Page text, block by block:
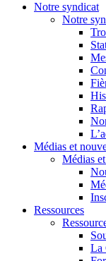
Notre syndicat
Notre
Médias et
Médias
Ressources
La